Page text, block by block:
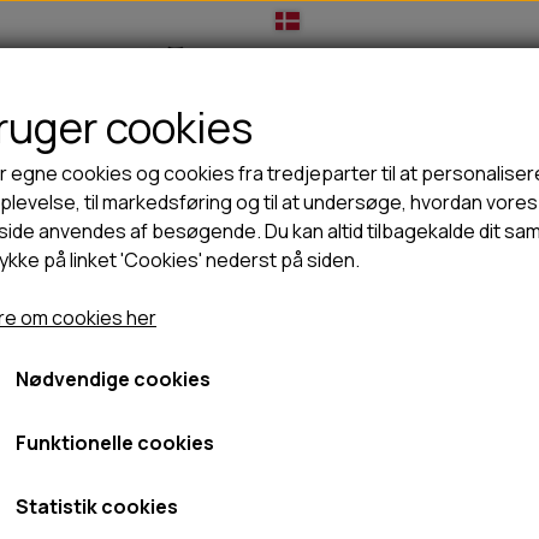
🦺 HALSBÅND, LINER & SELER
HALSBÅND
LYGTER
🦴 GODBIDDER & SNACKS
HUNDEEJER
til hunde Snackies Andebryst med broccoli - 170g
Snackies Andebryst med
49,95 kr.
Fragt omk. tillægges
cookies
egne cookies og cookies fra tredjeparter til at
til markedsføring og til at undersøge, hvordan vores
anvendes af besøgende. Du kan altid tilbagekalde dit
på linket 'Cookies' nederst på siden.
om cookies her
Nødvendige cookies
Funktionelle cookies
Statistik cookies